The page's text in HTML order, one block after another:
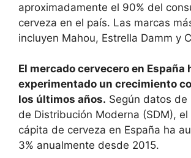
aproximadamente el 90% del
cerveza en el país. Las marcas
incluyen Mahou, Estrella Damm y
El mercado cervecero en España
experimentado un crecimiento
los últimos años. Según datos de
de Distribución Moderna (SDM),
cápita de cerveza en España ha
3% anualmente desde 2015.